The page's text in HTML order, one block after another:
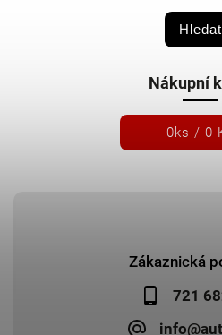
Zákaznická
721
Hledat
Nákupní
0ks / 0